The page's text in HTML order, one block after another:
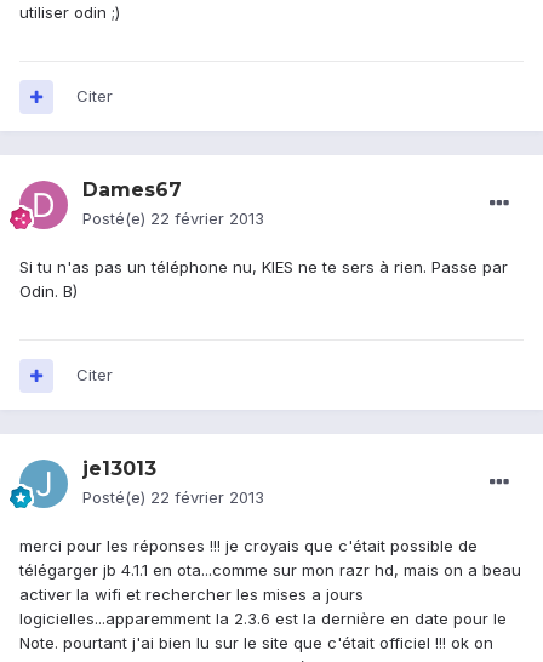
utiliser odin ;)
Citer
Dames67
Posté(e) 22 février 2013
Si tu n'as pas un téléphone nu, KIES ne te sers à rien. Passe par
Odin. B)
Citer
je13013
Posté(e) 22 février 2013
merci pour les réponses !!! je croyais que c'était possible de
télégarger jb 4.1.1 en ota...comme sur mon razr hd, mais on a beau
activer la wifi et rechercher les mises a jours
logicielles...apparemment la 2.3.6 est la dernière en date pour le
Note. pourtant j'ai bien lu sur le site que c'était officiel !!! ok on